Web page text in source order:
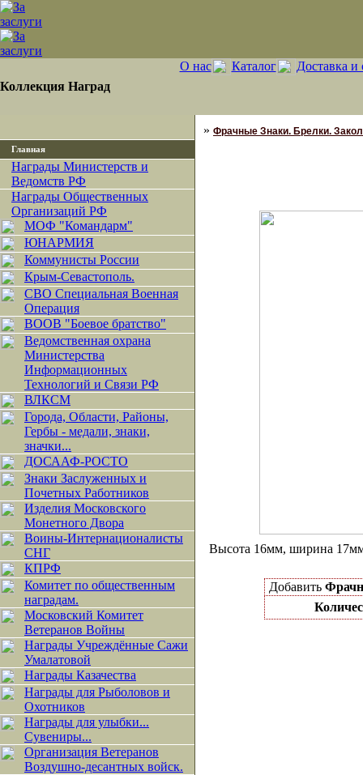
Коллекция Наград
О нас Каталог Доставка и
Главная
Награды Министерств и
Ведомств РФ
Награды Общественных
Организаций РФ
МОФ "Командарм"
ЮНАРМИЯ
Коммунисты России
Крым-Севастополь.
СВО Специальная Военная
Операция
ВООВ "Боевое братство"
Ведомственная охрана
Министерства
Информационных
Технологий и Связи РФ
ВЛКСМ
Города, Области, Районы,
Гербы - медали, знаки,
значки...
ДОСААФ-РОСТО
Знаки Заслуженных и
Почетных Работников
Изделия Московского
Монетного Двора
Воины-Интернационалисты
СНГ
КПРФ
Комитет по общественным
наградам.
Московский Комитет
Ветеранов Войны
Награды Учреждённые Сажи
Умалатовой
Награды Казачества
Награды для Рыболовов и
Охотников
Награды для улыбки...
Сувениры...
Организация Ветеранов
Воздушно-десантных войск.
» Фрачные Знаки. Брелки.
Высота 16мм, ширина
Добавить